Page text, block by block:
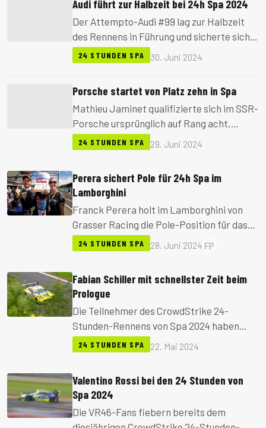
musste.
Audi führt zur Halbzeit bei 24h Spa 2024
Der Attempto-Audi #99 lag zur Halbzeit
des Rennens in Führung und sicherte sich
damit die Maximalpunktzahl für die GTWC-
Wertung. Wetterbedingte
Nacht.
24 STUNDEN SPA 30. Juni 2024
Porsche startet von Platz zehn in Spa
Mathieu Jaminet qualifizierte sich im SSR-
Porsche ursprünglich auf Rang acht,
wurde aber wegen einer Zeitstrafe auf den
zehnten Startplatz zurückgesetzt. Zwei
außerhalb der Top 15.
24 STUNDEN SPA 29. Juni 2024
Perera sichert Pole für 24h Spa im
Lamborghini
Franck Perera holt im Lamborghini von
Grasser Racing die Pole-Position für das
100-jährige Jubiläum der 24 Stunden von
Spa. Zweiter wurde Lucas Auer im
24 STUNDEN SPA 28. Juni 2024 FP
Fabian Schiller mit schnellster Zeit beim
Prologue
Die Teilnehmer des CrowdStrike 24-
Stunden-Rennens von Spa 2024 haben
zwei Renntage auf der legendären
belgischen Rennstrecke absolviert, um
Hundertjahr-Jubiläumsrennen zu starten.
24 STUNDEN SPA 22. Mai 2024
Valentino Rossi bei den 24 Stunden von
Spa 2024
Die VR46-Fans fiebern bereits dem